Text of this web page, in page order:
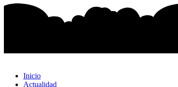
Inicio
Actualidad